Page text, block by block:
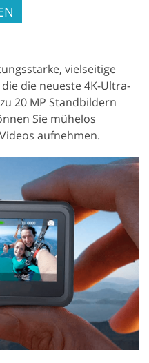
vielseitige
die neueste 4K-Ultra-
20 MP Standbildern
Sie mühelos
aufnehmen.